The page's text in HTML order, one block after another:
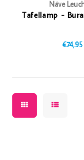
Näve
Tafellamp -
€74,95